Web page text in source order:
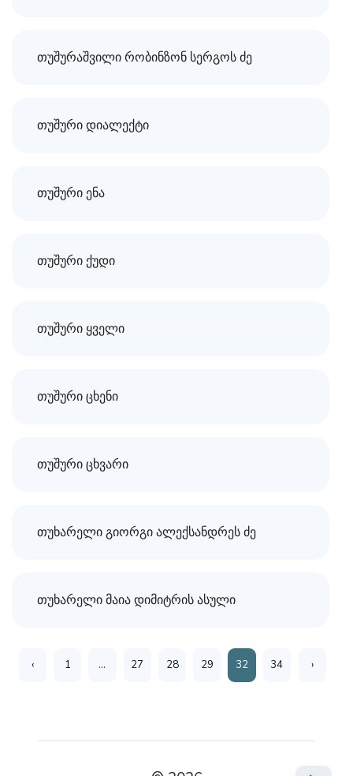
თუშურაშვილი რობინზონ სერგოს ძე
თუშური დიალექტი
თუშური ენა
თუშური ქუდი
თუშური ყველი
თუშური ცხენი
თუშური ცხვარი
თუხარელი გიორგი ალექსანდრეს ძე
თუხარელი მაია დიმიტრის ასული
‹ 1 ... 27 28 29 32 34 ›